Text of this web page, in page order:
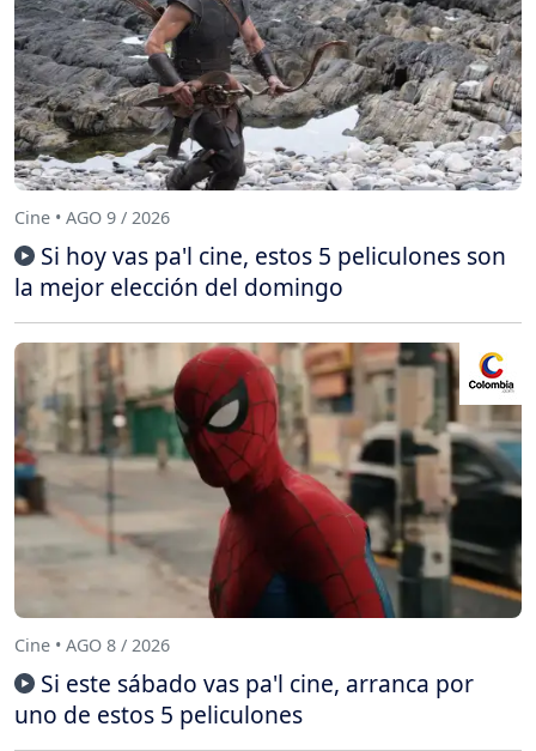
Cine • AGO 9 / 2026
Si hoy vas pa'l cine, estos 5 peliculones son
la mejor elección del domingo
Cine • AGO 8 / 2026
Si este sábado vas pa'l cine, arranca por
uno de estos 5 peliculones